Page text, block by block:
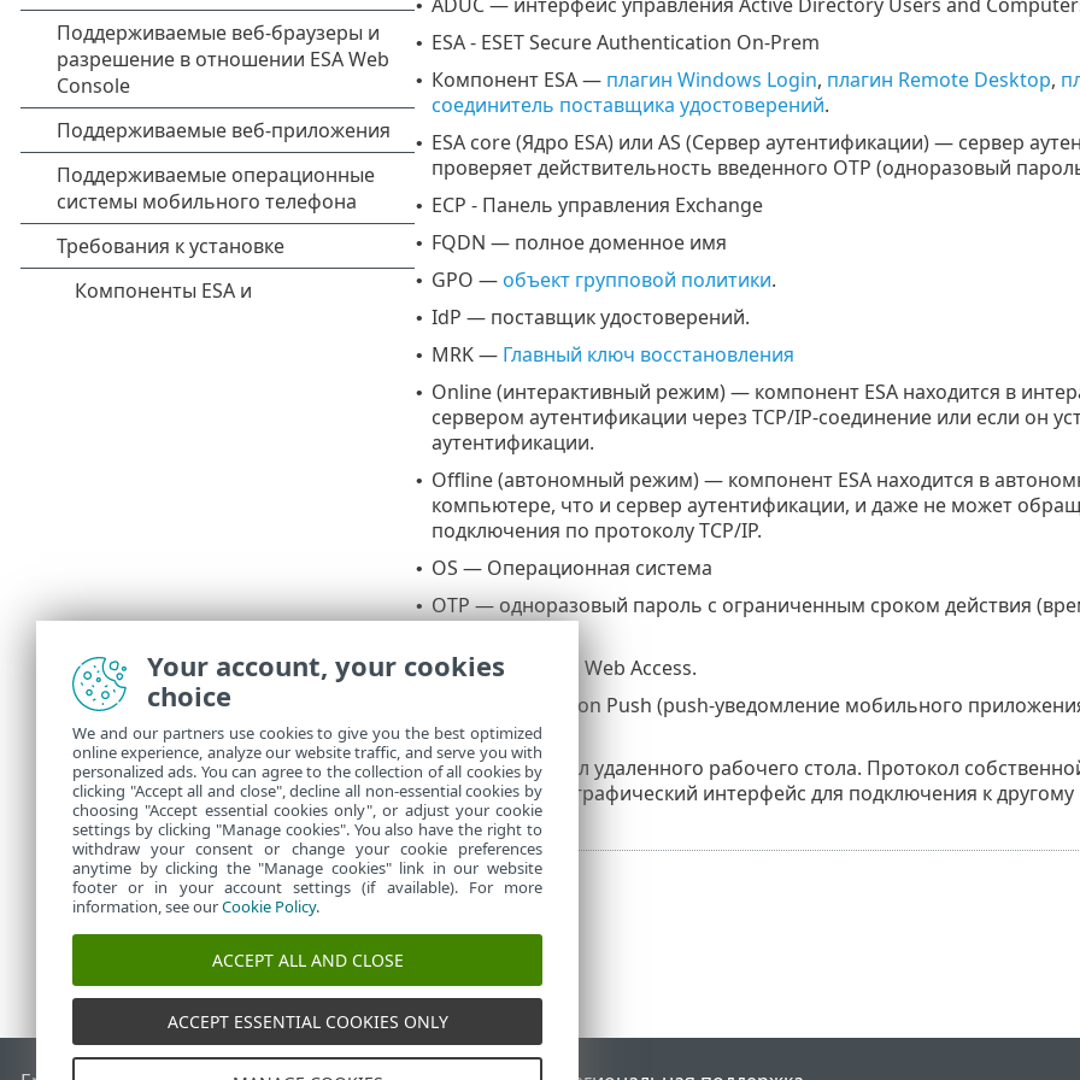
•
• ESA - ESET Secure Authentication On-Prem
• Компонент ESA — плагин Windows Login, плагин Remote Desktop,
соединитель поставщика удостоверений.
• ESA core (Ядро ESA) или AS (Сервер аутентификации) — сервер
проверяет действительность введенного OTP (одноразовый
• ECP - Панель управления Exchange
• FQDN — полное доменное имя
• GPO —объект групповой политики.
• IdP — поставщик удостоверений.
• MRK — Главный ключ восстановления
• Online (интерактивный режим) — компонент ESA находится в
сервером аутентификации через TCP/IP-соединение или если он
аутентификации.
• Offline (автономный режим) — компонент ESA находится в
компьютере, что и сервер аутентификации, и даже не может
подключения по протоколу TCP/IP.
• OS — Операционная система
• OTP — одноразовый пароль с ограниченным сроком действия
• OWA — Outlook Web Access.
Mobile Application Push (push-уведомление мобильного
действия.
• RDP — протокол удаленного рабочего стола. Протокол
пользователю графический интерфейс для подключения к
Your account, your cookies
choice
We and our partners use cookies to give you the best optimized
online experience, analyze our website traffic, and serve you with
personalized ads. You can agree to the collection of all cookies by
clicking "Accept all and close", decline all non-essential cookies by
choosing "Accept essential cookies only", or adjust your cookie
settings by clicking "Manage cookies". You also have the right to
withdraw your consent or change your cookie preferences
anytime by clicking the "Manage cookies" link in our website
footer or in your account settings (if available). For more
information, see ourCookie Policy.
ACCEPT ALL AND CLOSE
ACCEPT ESSENTIAL COOKIES ONLY